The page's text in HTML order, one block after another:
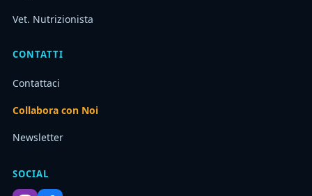
Vet. Nutrizionista
CONTATTI
Contattaci
Collabora con Noi
Newsletter
SOCIAL